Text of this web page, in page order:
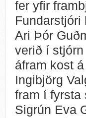
fer yfir
Ari Þór
verið í
áfram kost
Ingibjörg
fram í fyrsta
Sigrún Eva